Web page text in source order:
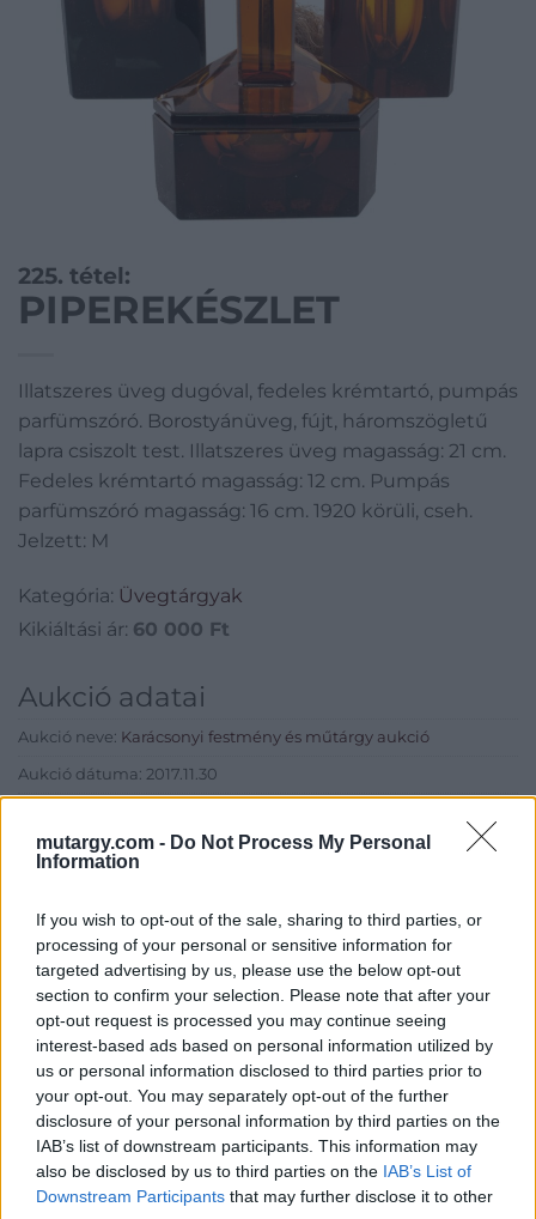
mutargy.com - Do Not Process My Personal
Information
If you wish to opt-out of the sale, sharing to third parties, or
processing of your personal or sensitive information for
targeted advertising by us, please use the below opt-out
section to confirm your selection. Please note that after your
opt-out request is processed you may continue seeing
interest-based ads based on personal information utilized by
us or personal information disclosed to third parties prior to
your opt-out. You may separately opt-out of the further
disclosure of your personal information by third parties on the
IAB’s list of downstream participants. This information may
also be disclosed by us to third parties on the IAB’s List of
Downstream Participants that may further disclose it to other
225. tétel:
PIPEREKÉSZLET
Illatszeres üveg dugóval, fedeles krémtartó, pumpás
parfümszóró. Borostyánüveg, fújt, háromszögletű
lapra csiszolt test. Illatszeres üveg magasság: 21 cm.
Fedeles krémtartó magasság: 12 cm. Pumpás
parfümszóró magasság: 16 cm. 1920 körüli, cseh.
Jelzett: M
Kategória: Üvegtárgyak
Kikiáltási ár: 60 000 Ft
Aukció adatai
Aukció neve: Karácsonyi festmény és műtárgy aukció
Aukció dátuma: 2017.11.30
Aukció helye: Danubius Hotel Astoria Empir Terem
Eladó adatai
Eladó:Párisi Galéria
Cím: Tóth Dávid
NESJU Kft.
Pécs
Múzeum krt. 3
Telefon: 0612699611
Weboldal: